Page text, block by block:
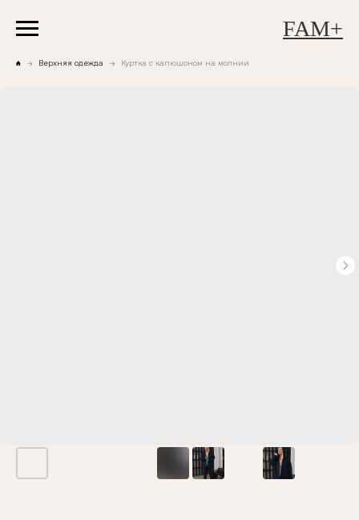
FAM+
Верхняя одежда Куртка с капюшоном на молнии